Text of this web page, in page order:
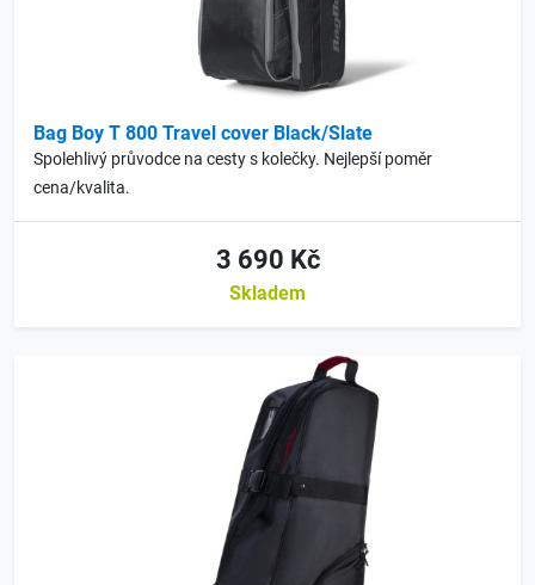
Bag Boy T 800 Travel cover Black/Slate
Spolehlivý průvodce na cesty s kolečky. Nejlepší poměr
cena/kvalita.
3 690 Kč
Skladem